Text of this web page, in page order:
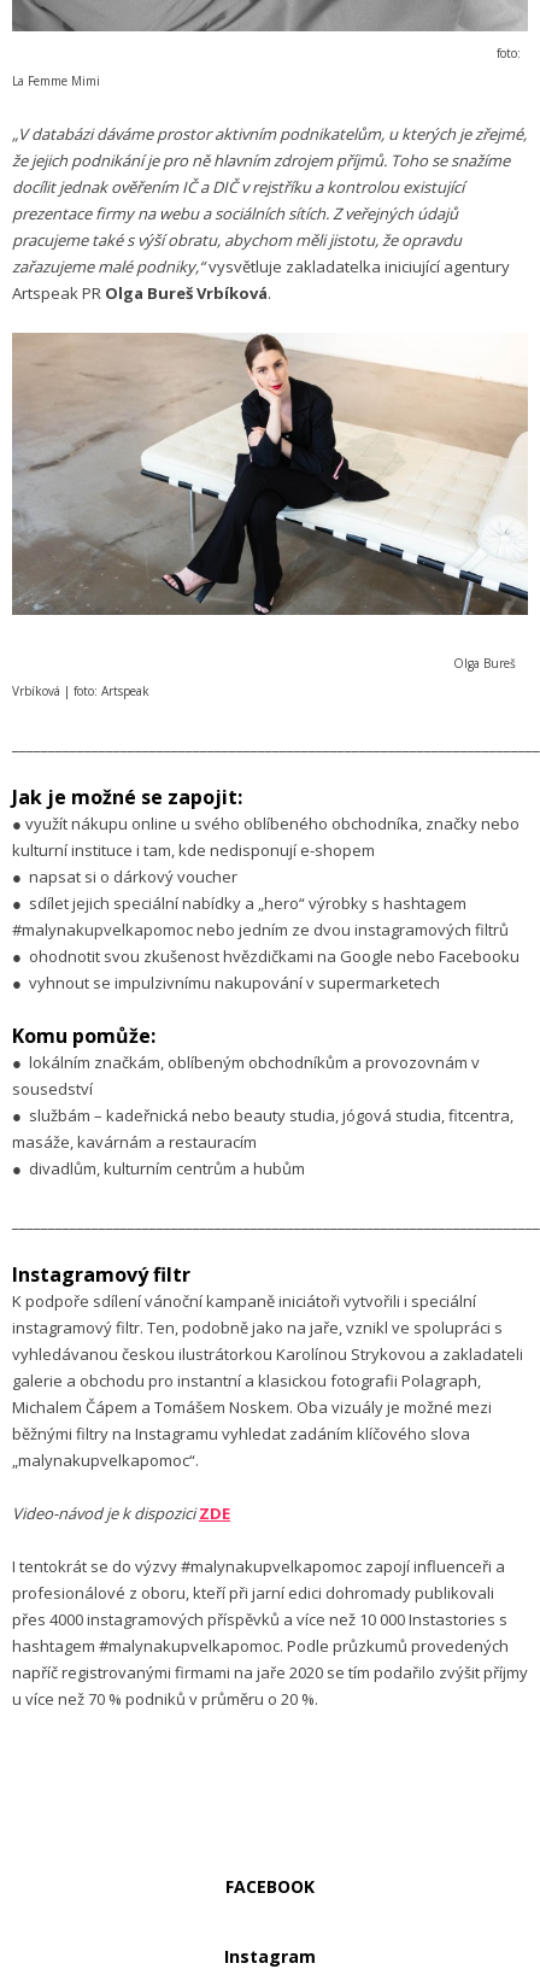
foto:
La Femme Mimi
„V databázi dáváme prostor aktivním podnikatelům, u kterých je zřejmé,
že jejich podnikání je pro ně hlavním zdrojem příjmů. Toho se snažíme
docílit jednak ověřením IČ a DIČ v rejstříku a kontrolou existující
prezentace firmy na webu a sociálních sítích. Z veřejných údajů
pracujeme také s výší obratu, abychom měli jistotu, že opravdu
zařazujeme malé podniky,“vysvětluje zakladatelka iniciující agentury
Artspeak PR Olga Bureš Vrbíková.
Olga Bureš
Vrbíková | foto: Artspeak
Jak je možné se zapojit:
● využít nákupu online u svého oblíbeného obchodníka, značky nebo
kulturní instituce i tam, kde nedisponují e-shopem
● napsat si o dárkový voucher
● sdílet jejich speciální nabídky a „hero“ výrobky s hashtagem
#malynakupvelkapomoc nebo jedním ze dvou instagramových filtrů
● ohodnotit svou zkušenost hvězdičkami na Google nebo Facebooku
● vyhnout se impulzivnímu nakupování v supermarketech
Komu pomůže:
● lokálním značkám, oblíbeným obchodníkům a provozovnám v
sousedství
● službám – kadeřnická nebo beauty studia, jógová studia, fitcentra,
masáže, kavárnám a restauracím
● divadlům, kulturním centrům a hubům
Instagramový filtr
K podpoře sdílení vánoční kampaně iniciátoři vytvořili i speciální
instagramový filtr. Ten, podobně jako na jaře, vznikl ve spolupráci s
vyhledávanou českou ilustrátorkou Karolínou Strykovou a zakladateli
galerie a obchodu pro instantní a klasickou fotografii Polagraph,
Michalem Čápem a Tomášem Noskem. Oba vizuály je možné mezi
běžnými filtry na Instagramu vyhledat zadáním klíčového slova
„malynakupvelkapomoc“.
Video-návod je k dispozici ZDE
I tentokrát se do výzvy #malynakupvelkapomoc zapojí influenceři a
profesionálové z oboru, kteří při jarní edici dohromady publikovali
přes 4000 instagramových příspěvků a více než 10 000 Instastories s
hashtagem #malynakupvelkapomoc. Podle průzkumů provedených
napříč registrovanými firmami na jaře 2020 se tím podařilo zvýšit příjmy
u více než 70 % podniků v průměru o 20 %.
FACEBOOK
Instagram